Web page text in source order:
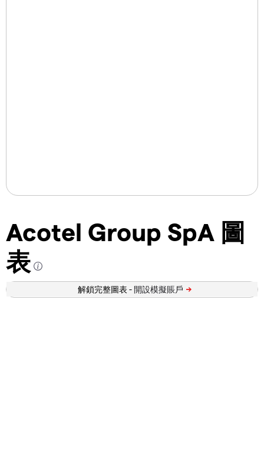
Acotel Group SpA 圖
表
解鎖完整圖表 -